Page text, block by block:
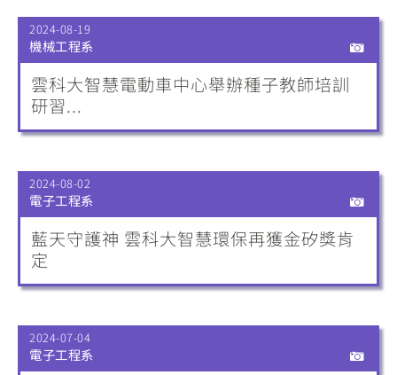
2024-08-19
機械工程系
雲科大智慧電動車中心舉辦種子教師培訓
研習...
2024-08-02
電子工程系
藍天守護神 雲科大智慧環保再獲金矽獎肯
定
2024-07-04
電子工程系